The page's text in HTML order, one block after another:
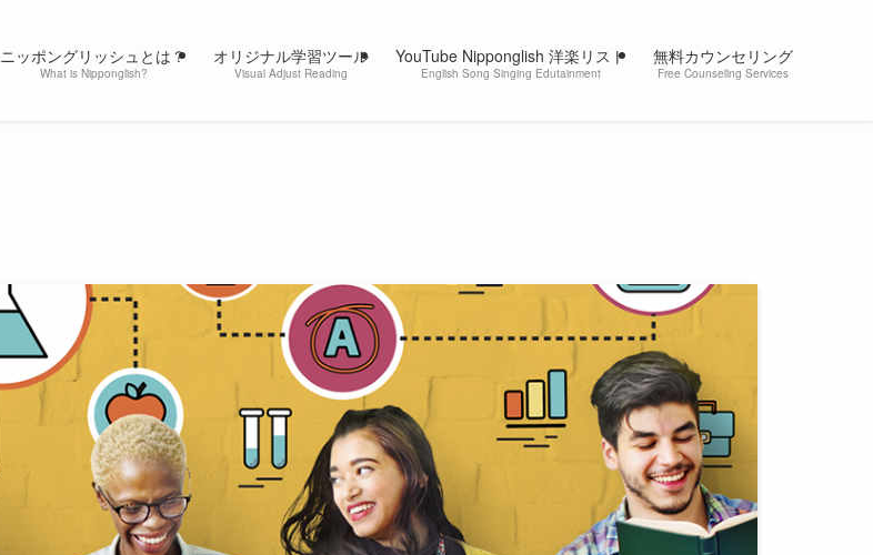
ニッポングリッシュとは？
What is Nipponglish?
オリジナル学習ツール
Visual Adjust Reading
YouTube Nipponglish 洋楽リスト
English Song Singing Edutainment
無料カウンセリング
Free Counseling Services